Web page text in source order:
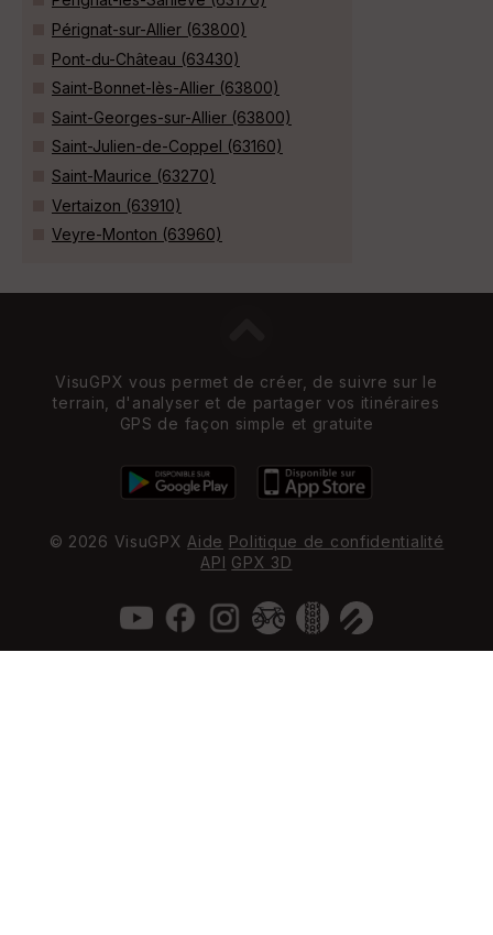
Pérignat-sur-Allier (63800)
Pont-du-Château (63430)
Saint-Bonnet-lès-Allier (63800)
Saint-Georges-sur-Allier (63800)
Saint-Julien-de-Coppel (63160)
Saint-Maurice (63270)
Vertaizon (63910)
Veyre-Monton (63960)
VisuGPX vous permet de créer, de suivre sur le
terrain, d'analyser et de partager vos itinéraires
GPS de façon simple et gratuite
© 2026 VisuGPX Aide Politique de confidentialité
API GPX 3D